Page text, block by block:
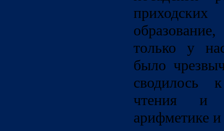
только у
было
сводилось
чтения и
арифметике